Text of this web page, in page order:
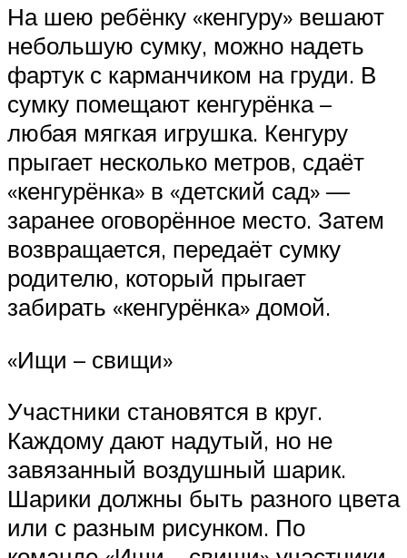
На шею ребёнку «кенгуру» вешают
небольшую сумку, можно надеть
фартук с карманчиком на груди. В
сумку помещают кенгурёнка –
любая мягкая игрушка. Кенгуру
прыгает несколько метров, сдаёт
«кенгурёнка» в «детский сад» —
заранее оговорённое место. Затем
возвращается, передаёт сумку
родителю, который прыгает
забирать «кенгурёнка» домой.
«Ищи – свищи»
Участники становятся в круг.
Каждому дают надутый, но не
завязанный воздушный шарик.
Шарики должны быть разного цвета
или с разным рисунком. По